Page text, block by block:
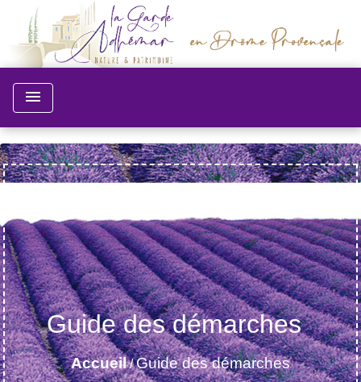
menu
Guide des démarches
Accueil/Guide des démarches